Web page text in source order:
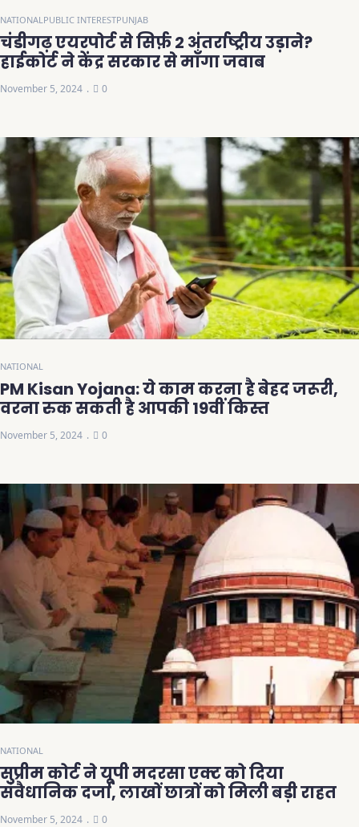
NATIONALPUBLIC INTERESTPUNJAB
चंडीगढ़ एयरपोर्ट से सिर्फ़ 2 अंतर्राष्ट्रीय उड़ाने?
हाईकोर्ट ने केंद्र सरकार से माँगा जवाब
November 5, 2024 0
NATIONAL
PM Kisan Yojana: ये काम करना है बेहद जरूरी,
वरना रुक सकती है आपकी 19वीं किस्त
November 5, 2024 0
NATIONAL
सुप्रीम कोर्ट ने यूपी मदरसा एक्ट को दिया
संवैधानिक दर्जा, लाखों छात्रों को मिली बड़ी राहत
November 5, 2024 0